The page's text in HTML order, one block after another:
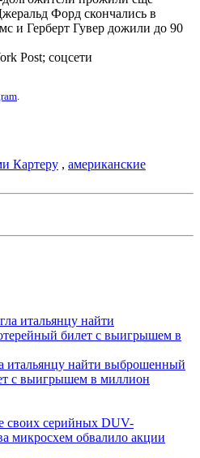
Форд скончались в
и Герберт Гувер дожили до 90
Post; соцсети
.
Картеру , американские
итальянцу найти выброшенный
с выигрышем в миллион